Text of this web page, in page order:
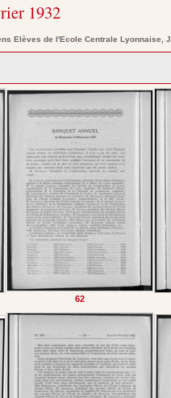
1932
Elèves de l'Ecole Centrale Lyonnaise,
62